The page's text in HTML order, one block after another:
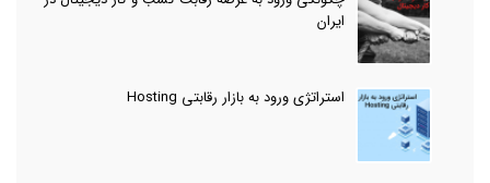
ایران
استراتژی ورود به بازار رقابتی Hosting